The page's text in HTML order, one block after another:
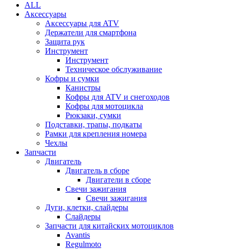
ALL
Аксессуары
Аксессуары для ATV
Держатели для смартфона
Защита рук
Инструмент
Инструмент
Техническое обслуживание
Кофры и сумки
Канистры
Кофры для ATV и снегоходов
Кофры для мотоцикла
Рюкзаки, сумки
Подставки, трапы, подкаты
Рамки для крепления номера
Чехлы
Запчасти
Двигатель
Двигатель в сборе
Двигатели в сборе
Свечи зажигания
Свечи зажигания
Дуги, клетки, слайдеры
Слайдеры
Запчасти для китайских мотоциклов
Avantis
Regulmoto